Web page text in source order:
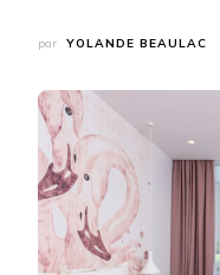
par YOLANDE BEAULAC